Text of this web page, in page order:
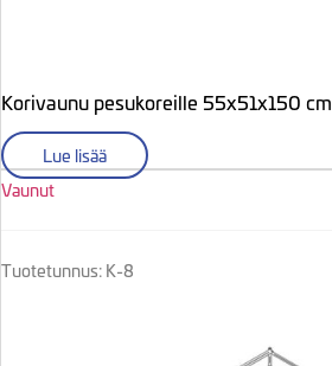
Korivaunu pesukoreille 55x51x150 cm
Lue lisää
Vaunut
Tuotetunnus: K-8